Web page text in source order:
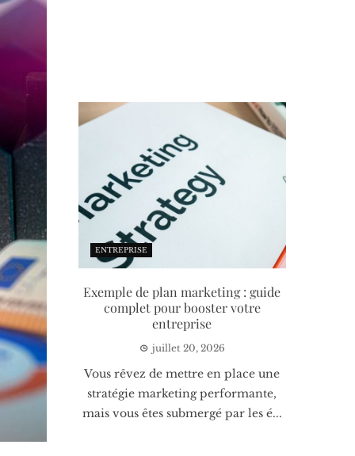
ENTREPRISE
Exemple de plan marketing : guide
complet pour booster votre
entreprise
juillet 20, 2026
Vous rêvez de mettre en place une
stratégie marketing performante,
mais vous êtes submergé par les é...